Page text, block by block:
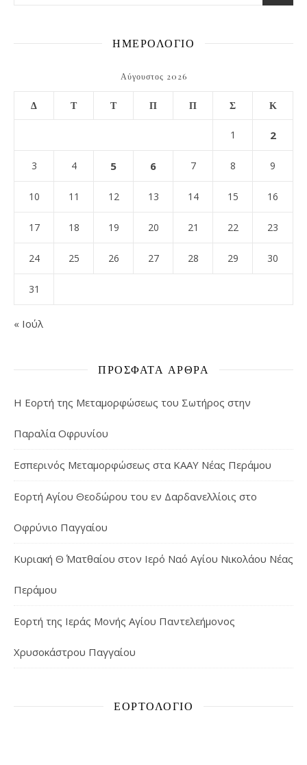
ΗΜΕΡΟΛΟΓΙΟ
Αύγουστος 2026
Δ Τ Τ Π Π Σ Κ
1 2
3 4 5 6 7 8 9
10 11 12 13 14 15 16
17 18 19 20 21 22 23
24 25 26 27 28 29 30
31
« Ιούλ
ΠΡΌΣΦΑΤΑ ΆΡΘΡΑ
Η Εορτή της Μεταμορφώσεως του Σωτήρος στην
Παραλία Οφρυνίου
Εσπερινός Μεταμορφώσεως στα ΚΑΑΥ Νέας Περάμου
Εορτή Αγίου Θεοδώρου του εν Δαρδανελλίοις στο
Οφρύνιο Παγγαίου
Κυριακή Θ΄ Ματθαίου στον Ιερό Ναό Αγίου Νικολάου Νέας
Περάμου
Εορτή της Ιεράς Μονής Αγίου Παντελεήμονος
Χρυσοκάστρου Παγγαίου
ΕΟΡΤΟΛΌΓΙΟ